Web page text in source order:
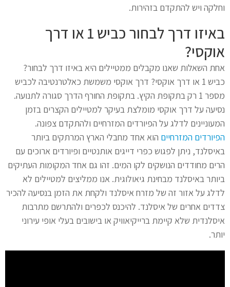
וחלקה ויש להתקדם בזהירות.
באיזו דרך לבחור כביש 1 או דרך
אוקסי?
אחת השאלות שאנו מקבלים ממטיילים היא באיזו דרך לבחור?
כביש 1 או דרך אוקסי? דרך אוקסי משמשת כאלטרנטיבה לכביש
מספר 1 רק בתקופת הקיץ. בתקופת החורף הדרך סגורה לתנועה.
נסיעה על דרך אוקסי מומלצת בעיקר למטיילים הקצרים בזמן
המעוניינים לדלג על הפיורדים המזרחיים ולהתקדם צפונה.
הפיורדים המזרחייםהוא אחד מחבלי הארץ המרתקים ביותר
באיסלנד, ניתן לפגוש כפרי דייגים אותנטיים ופיורדים ארוכים עם
הרים מחודדים הנושקים לקו המים. זהו גם אחד המקומות העתיקים
ביותר באיסלנד מבחינת גיאולוגית. אנו ממליצים למטיילים לא
לדלג על אזור זה של מזרח איסלנד ולקחת את הזמן בנסיעה להכיר
צדדים אחרים של איסלנד. להיכנס לכפרים ולהתרשם מתרבות
איסלנדית שלא קיימת ברייקיאוויק או בישובים בעלי אופי עירוני
יותר.